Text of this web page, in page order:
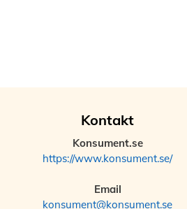
Kontakt
Konsument.se
https://www.konsument.se/
Email
konsument@konsument.se